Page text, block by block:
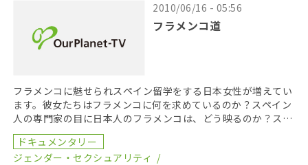
2010/06/16 - 05:56
フラメンコ道
フラメンコに魅せられスペイン留学をする日本女性が増えてい
ます。彼女たちはフラメンコに何を求めているのか？スペイン
人の専門家の目に日本人のフラメンコは、どう映るのか？スペ
イン在住の作者が素朴な問いを映像化しました。＊第2回 […]
ドキュメンタリー
ジェンダー・セクシュアリティ